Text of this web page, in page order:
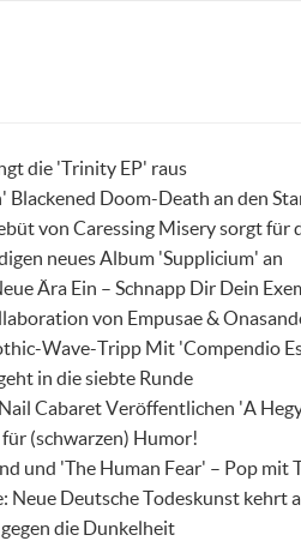
die 'Trinity EP' raus
Doom-Death an den
von Caressing Misery sorgt für
neues Album 'Supplicium' an
Ära Ein – Schnapp Dir Dein
von Empusae &
Wave-Tripp Mit 'Compendio
in die siebte Runde
Cabaret Veröffentlichen 'A
(schwarzen) Humor!
und 'The Human Fear' – Pop mit
Deutsche Todeskunst kehrt
die Dunkelheit